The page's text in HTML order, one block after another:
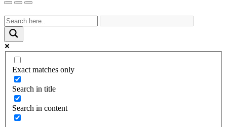
Exact matches only
Search in title
Search in content